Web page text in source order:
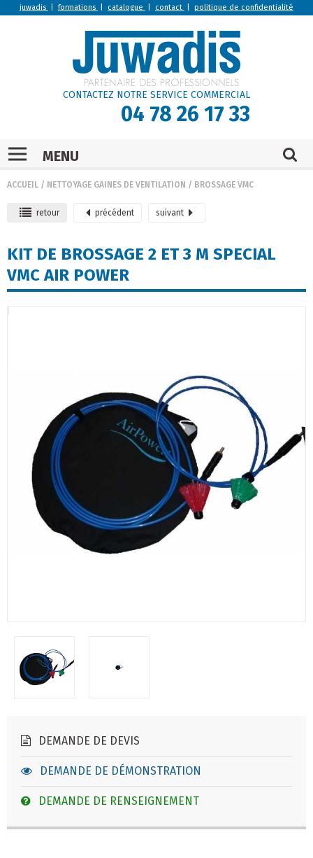
juwadis |formations catalogue contact politique de confidentialité
CONTACTEZ NOTRE SERVICE COMMERCIAL
04 78 26 17 33
MENU
ACCUEIL / NETTOYAGE GAINES DE VENTILATION / BROSSAGE VMC
retour précédent suivant
KIT DE BROSSAGE 2 ET 3 M SPECIAL
VMC AIR POWER
DEMANDE DE DEVIS
DEMANDE DE DÉMONSTRATION
DEMANDE DE RENSEIGNEMENT